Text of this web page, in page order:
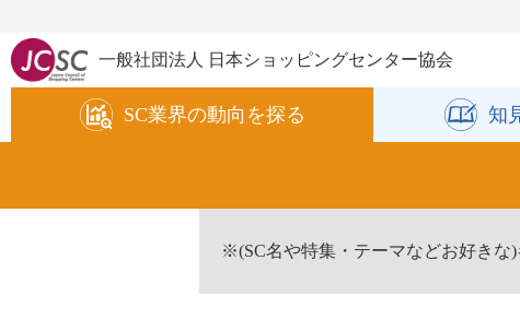
一般社団法人 日本ショッピングセンター協会
SC業界の動向を探る 知
※(SC名や特集・テーマなどお好きな